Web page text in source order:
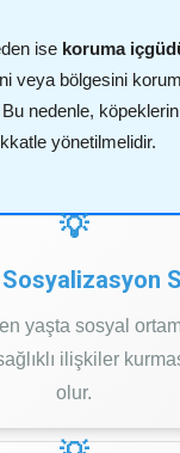
ise koruma
veya bölgesini
nedenle,
yönetilmelidir.
yaşta sosyal
ilişkiler
olur.